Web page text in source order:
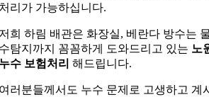
리가 가능하십니다.
희 하림 배관은 화장실, 베란다 방수는
탐지까지 꼼꼼하게 도와드리고 있는 노
수 보험처리 해드립니다.
러분들께서도 누수 문제로 고생하고 계